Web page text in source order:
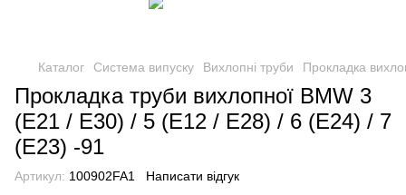
Каталог Система випуску Вихлопні труби Прокладка
Прокладка труби вихлопної BMW 3
(E21 / E30) / 5 (E12 / E28) / 6 (E24) / 7
(E23) -91
Артикул: 100902FA1 Написати відгук